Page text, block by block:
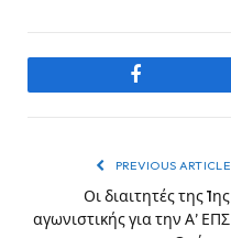
Facebook
PREVIOUS ARTICLE
Οι διαιτητές της 1ης
αγωνιστικής για την Α’ ΕΠΣ